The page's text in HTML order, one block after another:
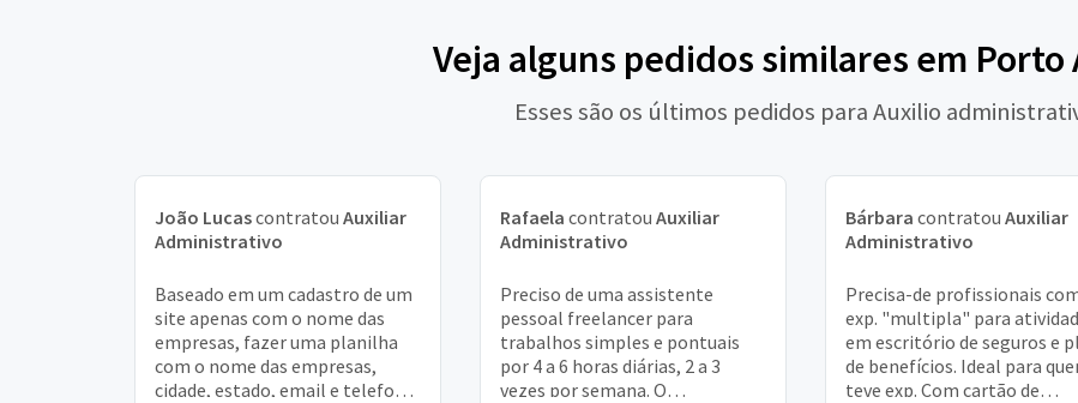
Veja alguns pedidos similares em Porto
Esses são os últimos pedidos para Auxilio
João Lucascontratou Auxiliar
Administrativo
Baseado em um cadastro de um
site apenas com o nome das
empresas, fazer uma planilha
com o nome das empresas,
cidade, estado, email e telefone.
Rafaela contratou Auxiliar
Administrativo
Preciso de uma assistente
pessoal freelancer para
trabalhos simples e pontuais
por 4 a 6 horas diárias, 2 a 3
vezes por semana. O
Bárbara contratou Auxiliar
Administrativo
Precisa-de profissionais
exp. "multipla" para
em escritório de seguros e
de benefícios. Ideal para
teve exp. Com cartão de